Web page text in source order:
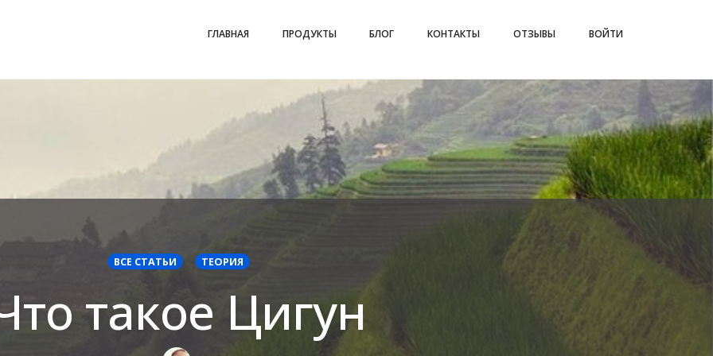
ГЛАВНАЯ ПРОДУКТЫ БЛОГ КОНТАКТЫ ОТЗЫВЫ ВОЙТИ
ВСЕ СТАТЬИ ТЕОРИЯ
такое Цигун